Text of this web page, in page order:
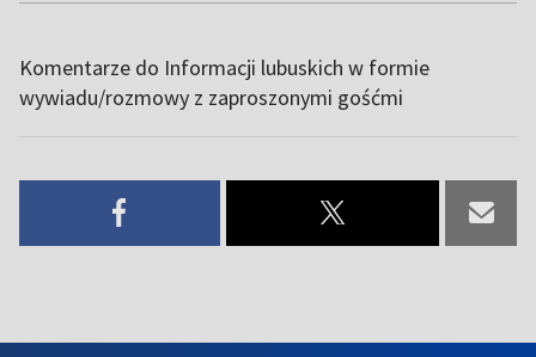
Komentarze do Informacji lubuskich w formie
wywiadu/rozmowy z zaproszonymi gośćmi